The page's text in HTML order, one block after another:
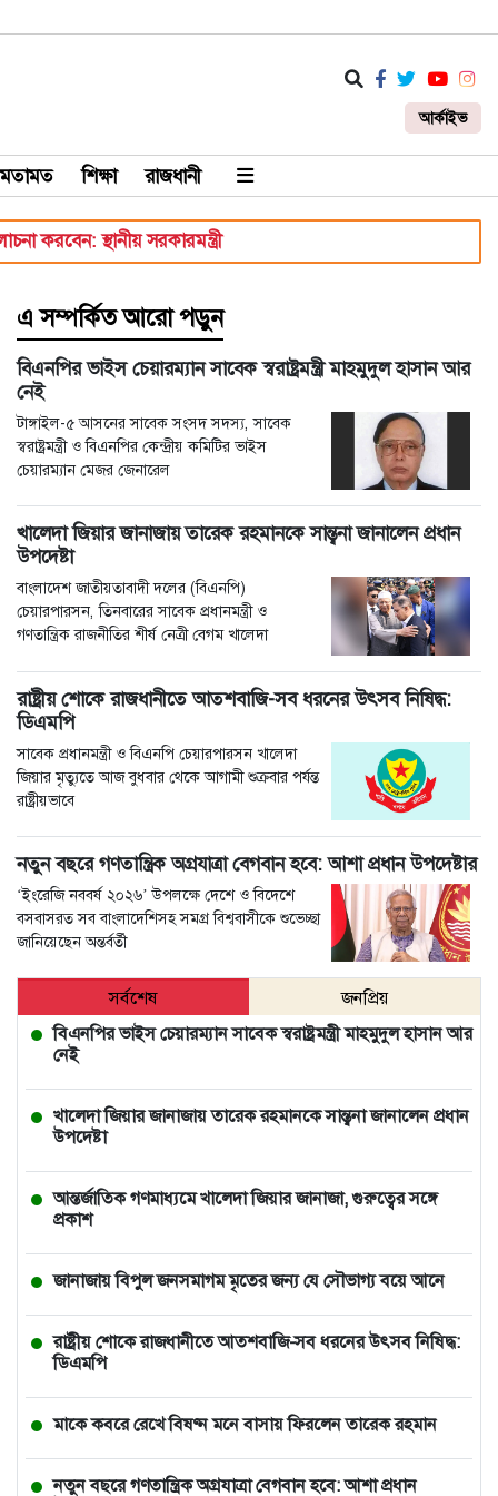
আর্কাইভ
মতামত শিক্ষা রাজধানী
স্থানীয় সরকারমন্ত্রী
এ সম্পর্কিত আরো পড়ুন
বিএনপির ভাইস চেয়ারম্যান সাবেক স্বরাষ্ট্রমন্ত্রী মাহমুদুল হাসান আর
নেই
টাঙ্গাইল-৫ আসনের সাবেক সংসদ সদস্য, সাবেক
স্বরাষ্ট্রমন্ত্রী ও বিএনপির কেন্দ্রীয় কমিটির ভাইস
চেয়ারম্যান মেজর জেনারেল
খালেদা জিয়ার জানাজায় তারেক রহমানকে সান্ত্বনা জানালেন প্রধান
উপদেষ্টা
বাংলাদেশ জাতীয়তাবাদী দলের (বিএনপি)
চেয়ারপারসন, তিনবারের সাবেক প্রধানমন্ত্রী ও
গণতান্ত্রিক রাজনীতির শীর্ষ নেত্রী বেগম খালেদা
রাষ্ট্রীয় শোকে রাজধানীতে আতশবাজি-সব ধরনের উৎসব নিষিদ্ধ:
ডিএমপি
সাবেক প্রধানমন্ত্রী ও বিএনপি চেয়ারপারসন খালেদা
জিয়ার মৃত্যুতে আজ বুধবার থেকে আগামী শুক্রবার পর্যন্ত
রাষ্ট্রীয়ভাবে
নতুন বছরে গণতান্ত্রিক অগ্রযাত্রা বেগবান হবে: আশা প্রধান উপদেষ্টার
‘ইংরেজি নববর্ষ ২০২৬’ উপলক্ষে দেশে ও বিদেশে
বসবাসরত সব বাংলাদেশিসহ সমগ্র বিশ্ববাসীকে শুভেচ্ছা
জানিয়েছেন অন্তর্বর্তী
সর্বশেষ
জনপ্রিয়
বিএনপির ভাইস চেয়ারম্যান সাবেক স্বরাষ্ট্রমন্ত্রী মাহমুদুল হাসান আর
নেই
খালেদা জিয়ার জানাজায় তারেক রহমানকে সান্ত্বনা জানালেন প্রধান
উপদেষ্টা
আন্তর্জাতিক গণমাধ্যমে খালেদা জিয়ার জানাজা, গুরুত্বের সঙ্গে
প্রকাশ
জানাজায় বিপুল জনসমাগম মৃতের জন্য যে সৌভাগ্য বয়ে আনে
রাষ্ট্রীয় শোকে রাজধানীতে আতশবাজি-সব ধরনের উৎসব নিষিদ্ধ:
ডিএমপি
মাকে কবরে রেখে বিষণ্ন মনে বাসায় ফিরলেন তারেক রহমান
নতুন বছরে গণতান্ত্রিক অগ্রযাত্রা বেগবান হবে: আশা প্রধান